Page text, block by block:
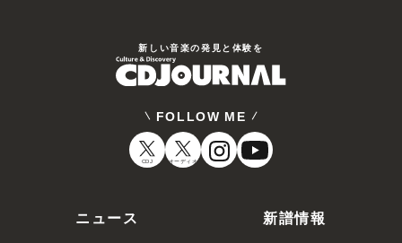
新しい⾳楽の発⾒と体験を
FOLLOW ME
CDJ オーディオ
ニュース
新譜情報